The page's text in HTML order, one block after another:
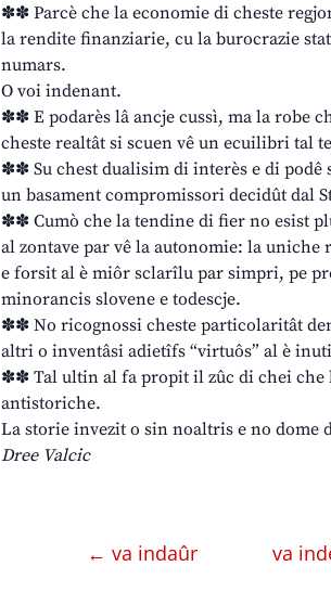
✽✽ Parcè che la economie di cheste
la rendite finanziarie, cu la burocrazie
numars.
O voi indenant.
✽✽ E podarès lâ ancje cussì, ma la robe
cheste realtât si scuen vê un ecuilibri tal
✽✽ Su chest dualisim di interès e di podê
un basament compromissori decidût dal
✽✽ Cumò che la tendine di fier no esist
al zontave par vê la autonomie: la uniche
e forsit al è miôr sclarîlu par simpri, pe
minorancis slovene e todescje.
✽✽ No ricognossi cheste particolaritât
altri o inventâsi adietîfs “virtuôs” al è
✽✽ Tal ultin al fa propit il zûc di chei che
antistoriche.
La storie invezit o sin noaltris e no dome
Dree Valcic
← va indaûr va